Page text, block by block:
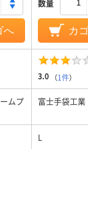
へ
数量
カ
3.0 （1件）
ムプ
富士手袋工業
L